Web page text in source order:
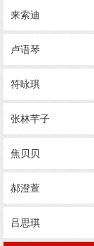
来索迪
卢语琴
符咏琪
张林芊子
焦贝贝
郝澄萱
吕思琪